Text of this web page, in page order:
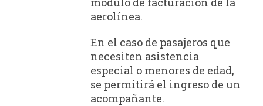
aerolínea.
En el caso de pasajeros que
necesiten asistencia
especial o menores de edad,
se permitirá el ingreso de un
acompañante.